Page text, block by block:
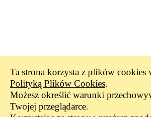
Ta strona korzysta z plików cookies
Polityką Plików Cookies.
Możesz określić warunki
Twojej przeglądarce.